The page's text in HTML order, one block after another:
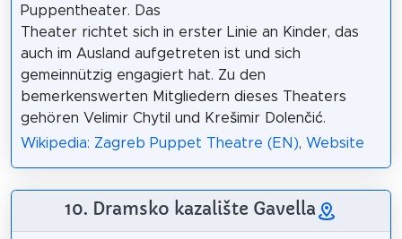
Puppentheater. Das
Theater richtet sich in erster Linie an Kinder, das
auch im Ausland aufgetreten ist und sich
gemeinnützig engagiert hat. Zu den
bemerkenswerten Mitgliedern dieses Theaters
gehören Velimir Chytil und Krešimir Dolenčić.
Wikipedia: Zagreb Puppet Theatre (EN), Website
10. Dramsko kazalište Gavella